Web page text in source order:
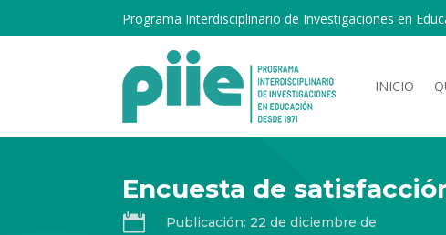
Programa Interdisciplinario de Investigaciones en
INICIO
Encuesta de

Publicación: 22 de diciembre de